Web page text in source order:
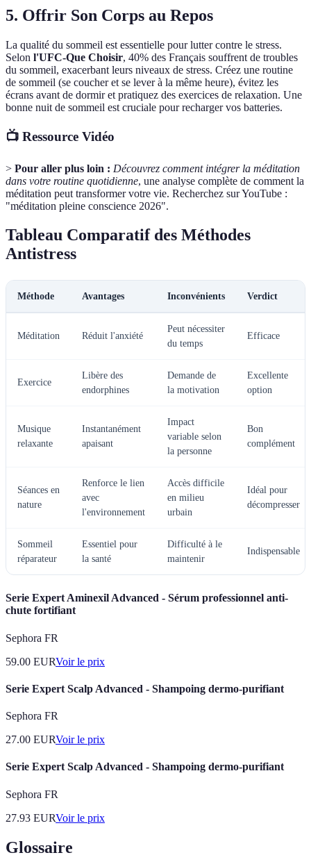
5. Offrir Son Corps au Repos
La qualité du sommeil est essentielle pour lutter contre le stress.
Selon l'UFC-Que Choisir, 40% des Français souffrent de troubles
du sommeil, exacerbant leurs niveaux de stress. Créez une routine
de sommeil (se coucher et se lever à la même heure), évitez les
écrans avant de dormir et pratiquez des exercices de relaxation. Une
bonne nuit de sommeil est cruciale pour recharger vos batteries.
📺 Ressource Vidéo
> Pour aller plus loin : Découvrez comment intégrer la méditation
dans votre routine quotidienne, une analyse complète de comment la
méditation peut transformer votre vie. Recherchez sur YouTube :
"méditation pleine conscience 2026".
Tableau Comparatif des Méthodes
Antistress
Méthode Avantages Inconvénients Verdict
Méditation Réduit l'anxiété
Peut nécessiter
du temps
Efficace
Exercice
Libère des
endorphines
Demande de
la motivation
Excellente
option
Musique
relaxante
Instantanément
apaisant
Impact
variable selon
la personne
Bon
complément
Séances en
nature
Renforce le lien
avec
l'environnement
Accès difficile
en milieu
urbain
Idéal pour
décompresser
Sommeil
réparateur
Essentiel pour
la santé
Difficulté à le
maintenir
Indispensable
Serie Expert Aminexil Advanced - Sérum professionnel anti-
chute fortifiant
Sephora FR
59.00 EURVoir le prix
Serie Expert Scalp Advanced - Shampoing dermo-purifiant
Sephora FR
27.00 EURVoir le prix
Serie Expert Scalp Advanced - Shampoing dermo-purifiant
Sephora FR
27.93 EURVoir le prix
Glossaire